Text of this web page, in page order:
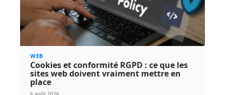
WEB
Cookies et conformité RGPD : ce que les
sites web doivent vraiment mettre en
place